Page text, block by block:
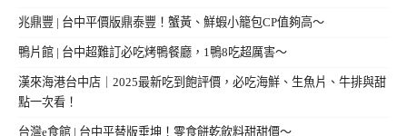
兆鼎豐 | 台中平價版鼎泰豐！蟹黃、鮮蝦小籠包CP值夠高～
鴨片館 | 台中超難訂必吃烤鴨餐廳，1鴨8吃超厲害～
漢來海港台中店｜2025最新吃到飽評價，必吃海鮮、生魚片、牛排與甜
點一次看！
台灣e食館 | 台中平替版垂坤！零食餅乾飲料甜甜價～